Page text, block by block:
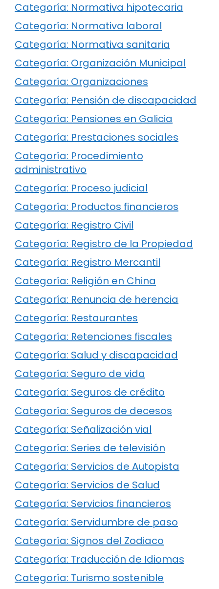
Categoría: Normativa hipotecaria
Categoría: Normativa laboral
Categoría: Normativa sanitaria
Categoría: Organización Municipal
Categoría: Organizaciones
Categoría: Pensión de discapacidad
Categoría: Pensiones en Galicia
Categoría: Prestaciones sociales
Categoría: Procedimiento
administrativo
Categoría: Proceso judicial
Categoría: Productos financieros
Categoría: Registro Civil
Categoría: Registro de la Propiedad
Categoría: Registro Mercantil
Categoría: Religión en China
Categoría: Renuncia de herencia
Categoría: Restaurantes
Categoría: Retenciones fiscales
Categoría: Salud y discapacidad
Categoría: Seguro de vida
Categoría: Seguros de crédito
Categoría: Seguros de decesos
Categoría: Señalización vial
Categoría: Series de televisión
Categoría: Servicios de Autopista
Categoría: Servicios de Salud
Categoría: Servicios financieros
Categoría: Servidumbre de paso
Categoría: Signos del Zodiaco
Categoría: Traducción de Idiomas
Categoría: Turismo sostenible